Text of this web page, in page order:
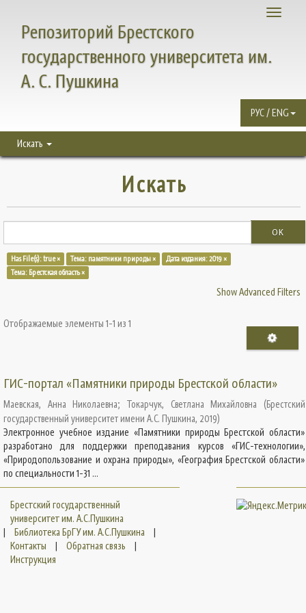
Toggle
Репозиторий Брестского
государственного университета им.
А. С. Пушкина
РУС / ENG
Искать
Искать
OK
Has File(s): true × Тема: памятники природы ×
Дата издания: 2019 ×
Тема: Брестская область ×
Show Advanced Filters
Отображаемые элементы 1-1 из 1
ГИС-портал «Памятники природы Брестской области»
Маевская, Анна Николаевна;Токарчук, Светлана Михайловна (Брестский
государственный университет имени А.С. Пушкина, 2019)
Электронное учебное издание «Памятники природы Брестской области»
разработано для поддержки преподавания курсов «ГИС-технологии»,
«Природопользование и охрана природы», «География Брестской области»
по специальности 1-31 ...
Брестский государственный
университет им. А.С.Пушкина
|
Библиотека БрГУ им. А.С.Пушкина
|
Контакты
| Обратная связь
|
Инструкция